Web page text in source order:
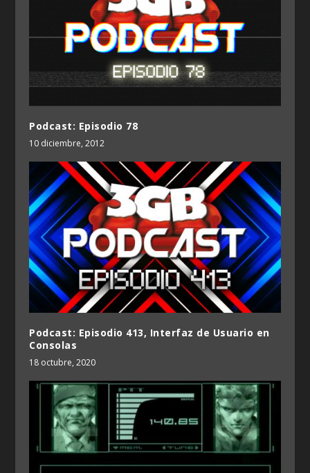
Podcast: Episodio 78
10 diciembre, 2012
Podcast: Episodio 413, Interfaz de Usuario en
Consolas
18 octubre, 2020